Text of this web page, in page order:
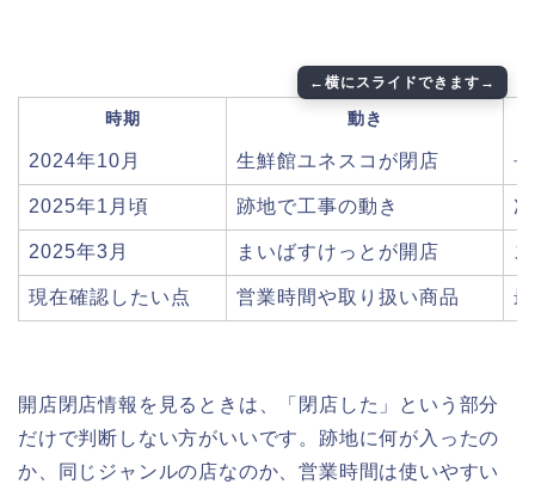
時期 動き
2024年10月 生鮮館ユネスコが閉店
2025年1月頃 跡地で工事の動き
2025年3月 まいばすけっとが開店
現在確認したい点 営業時間や取り扱い商品
開店閉店情報を見るときは、「閉店した」という部分
だけで判断しない方がいいです。跡地に何が入ったの
か、同じジャンルの店なのか、営業時間は使いやすい